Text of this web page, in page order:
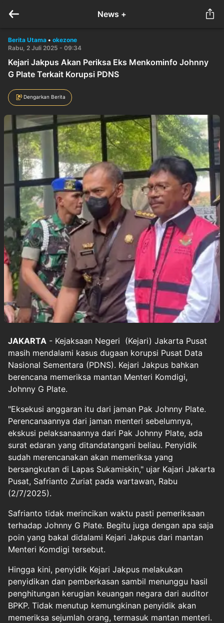
News +
Berita Utama • okezone
Rabu, 2 Juli 2025 - 09:34
Kejari Jakpus Akan Periksa Eks Menkominfo Johnny
G Plate Terkait Korupsi PDNS
Dengarkan Berita
JAKARTA - Kejaksaan Negeri (Kejari) Jakarta Pusat
masih mendalami kasus dugaan korupsi Pusat Data
Nasional Sementara (PDNS). Kejari Jakpus bahkan
berencana memeriksa mantan Menteri Komdigi,
Johnny G Plate.
"Eksekusi anggaran itu dari jaman Pak Johnny Plate.
Perencanaannya dari jaman menteri sebelumnya,
ekskusi pelaksanaannya dari Pak Johnny Plate, ada
surat edaran yang ditandatangani beliau. Penyidik
sudah merencanakan akan memeriksa yang
bersangkutan di Lapas Sukamiskin," ujar Kajari Jakarta
Pusat, Safrianto Zuriat pada wartawan, Rabu
(2/7/2025).
Safrianto tidak merincikan waktu pasti pemeriksaan
terhadap Johnny G Plate. Begitu juga dengan apa saja
poin yang bakal didalami Kejari Jakpus dari mantan
Menteri Komdigi tersebut.
Hingga kini, penyidik Kejari Jakpus melakukan
penyidikan dan pemberkasan sambil menunggu hasil
penghitungan kerugian keuangan negara dari auditor
BPKP. Tidak menutup kemungkinan penyidik akan
memeriksa sejumlah orang, termasuk mantan menteri.